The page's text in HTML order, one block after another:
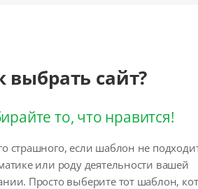
выбрать сайт?
то, что нравится!
страшного, если шаблон не
или роду деятельности вашей
Просто выберите тот шаблон,